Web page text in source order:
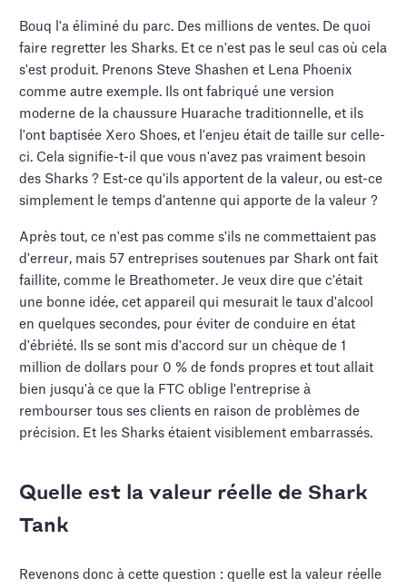
Bouq l'a éliminé du parc. Des millions de ventes. De quoi
faire regretter les Sharks. Et ce n'est pas le seul cas où cela
s'est produit. Prenons Steve Shashen et Lena Phoenix
comme autre exemple. Ils ont fabriqué une version
moderne de la chaussure Huarache traditionnelle, et ils
l'ont baptisée Xero Shoes, et l'enjeu était de taille sur celle-
ci. Cela signifie-t-il que vous n'avez pas vraiment besoin
des Sharks ? Est-ce qu'ils apportent de la valeur, ou est-ce
simplement le temps d'antenne qui apporte de la valeur ?
Après tout, ce n'est pas comme s'ils ne commettaient pas
d'erreur, mais 57 entreprises soutenues par Shark ont fait
faillite, comme le Breathometer. Je veux dire que c'était
une bonne idée, cet appareil qui mesurait le taux d'alcool
en quelques secondes, pour éviter de conduire en état
d'ébriété. Ils se sont mis d'accord sur un chèque de 1
million de dollars pour 0 % de fonds propres et tout allait
bien jusqu'à ce que la FTC oblige l'entreprise à
rembourser tous ses clients en raison de problèmes de
précision. Et les Sharks étaient visiblement embarrassés.
Quelle est la valeur réelle de Shark
Tank
Revenons donc à cette question : quelle est la valeur réelle